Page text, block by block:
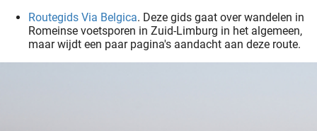
Routegids Via Belgica. Deze gids gaat over wandelen in
Romeinse voetsporen in Zuid-Limburg in het algemeen,
maar wijdt een paar pagina's aandacht aan deze route.